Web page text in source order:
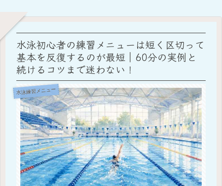
水泳初心者の練習メニューは短く区切って
基本を反復するのが最短｜60分の実例と
続けるコツまで迷わない！
水泳練習メニュー